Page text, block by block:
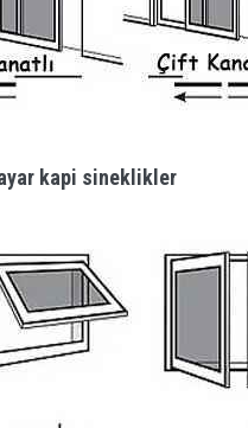
kapi sineklikler